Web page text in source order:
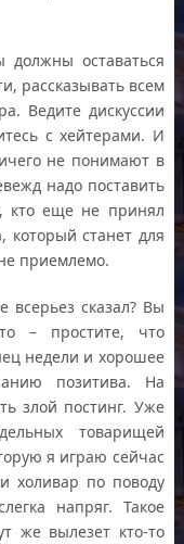
оставаться
рассказывать всем
Ведите дискуссии
с хейтерами. И
не понимают в
надо поставить
кто еще не принял
который станет для
приемлемо.
всерьез сказал? Вы
– простите, что
недели и хорошее
позитива. На
злой постинг. Уже
товарищей
я играю сейчас
холивар по поводу
напряг. Такое
же вылезет кто-то